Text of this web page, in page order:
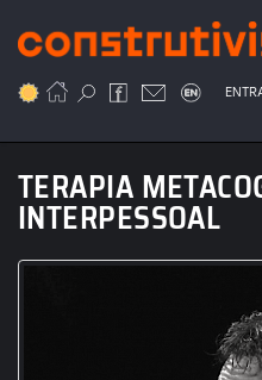
para
conteúdo
TERAPIA
INTERPESSOAL